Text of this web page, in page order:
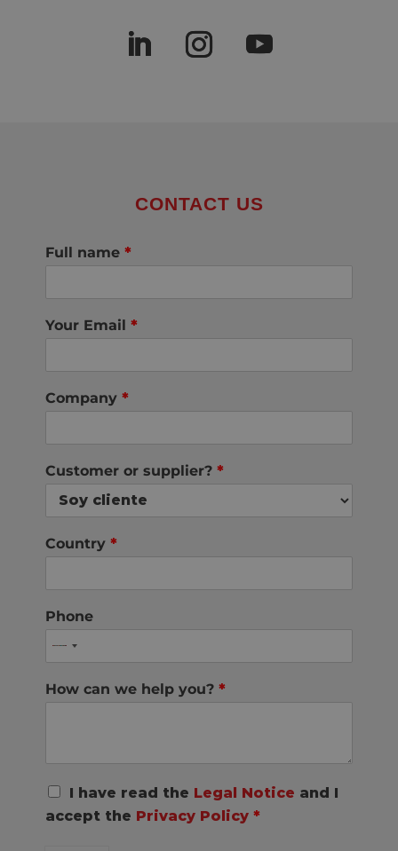
CONTACT US
Full name *
Your Email *
Company *
Customer or supplier? *
Country *
Phone
How can we help you? *
R
P
I have read the Legal Notice and I
accept the Privacy Policy *